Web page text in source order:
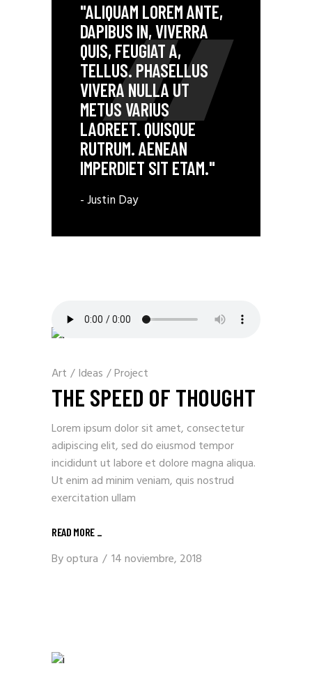
"ALIQUAM LOREM ANTE,
DAPIBUS IN, VIVERRA
QUIS, FEUGIAT A,
TELLUS. PHASELLUS
VIVERA NULLA UT
METUS VARIUS
LAOREET. QUISQUE
RUTRUM. AENEAN
IMPERDIET SIT ETAM."
- Justin Day
Art / Ideas /Project
THE SPEED OF THOUGHT
Lorem ipsum dolor sit amet, consectetur
adipiscing elit, sed do eiusmod tempor
incididunt ut labore et dolore magna aliqua.
Ut enim ad minim veniam, quis nostrud
exercitation ullam
READ MORE _
Byoptura 14 noviembre, 2018